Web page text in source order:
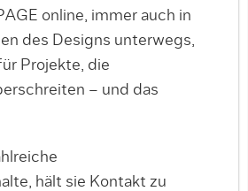
online, immer auch in
des Designs unterwegs,
Projekte, die
– und das
hält sie Kontakt zu